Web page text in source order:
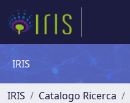
IRIS
IRIS Catalogo Ricerca